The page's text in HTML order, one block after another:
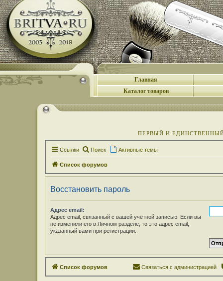
Главная
Каталог товаров
ПЕРВЫЙ И
Ссылки Поиск Активные темы
Список форумов
Восстановить пароль
Адрес email:
Адрес email, связанный с вашей учётной записью. Если вы
не изменили его в Личном разделе, то это адрес email,
указанный вами при регистрации.
Список форумов Связаться с администрацией